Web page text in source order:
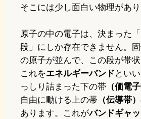
そこには少し面白い物理があり
原子の中の電子は、決まった
段」にしか存在できません。
の原子が並んで、この段が帯状
これをエネルギーバンド とい
っしり詰まった下の帯 （価電子
自由に動ける上の帯 （伝導帯）
あります。これがバンドギャ